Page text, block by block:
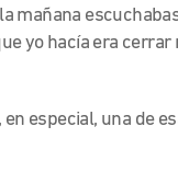
mañana
yo hacía era
especial, una de